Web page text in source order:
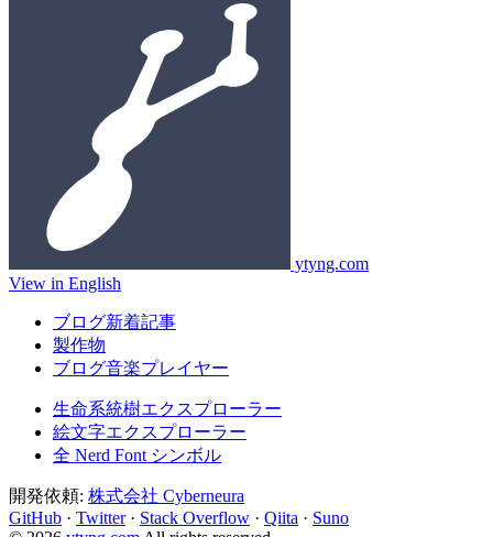
ytyng.com
View in English
ブログ新着記事
製作物
ブログ音楽プレイヤー
生命系統樹エクスプローラー
絵文字エクスプローラー
全 Nerd Font シンボル
開発依頼: 株式会社 Cyberneura
GitHub · Twitter · Stack Overflow · Qiita · Suno